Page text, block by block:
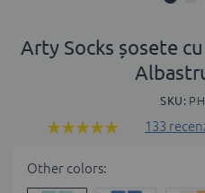
to
images
Arty Socks șosete
SKU
Rating:
133
Other colors: